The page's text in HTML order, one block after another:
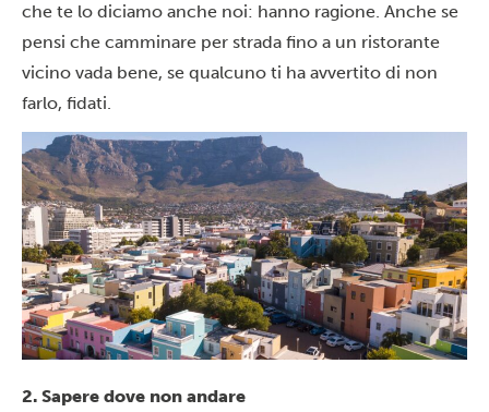
che te lo diciamo anche noi: hanno ragione. Anche se
pensi che camminare per strada fino a un ristorante
vicino vada bene, se qualcuno ti ha avvertito di non
farlo, fidati.
2. Sapere dove non andare